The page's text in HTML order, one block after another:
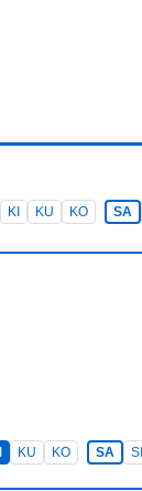
KI KU KO SA
KU KO SA SI